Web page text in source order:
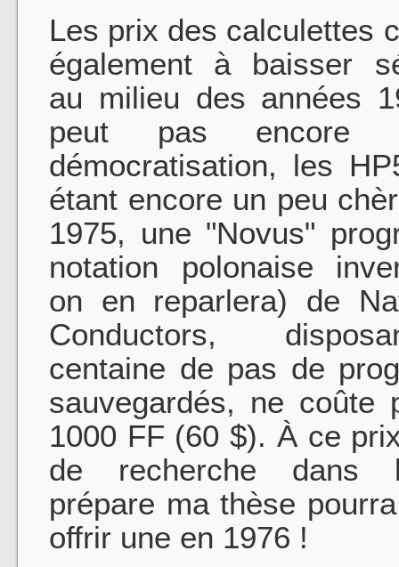
Les prix des calculettes
également à baisser
au milieu des années
peut pas encore
démocratisation, les
étant encore un peu
1975, une "Novus"
notation polonaise
on en reparlera) de
Conductors,
centaine de pas de
sauvegardés, ne coûte
1000 FF (60 $). À ce
de recherche dans
prépare ma thèse
offrir une en 1976 !